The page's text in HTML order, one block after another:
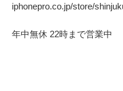
iphonepro.co.jp/store/
年中無休 22時まで営業中